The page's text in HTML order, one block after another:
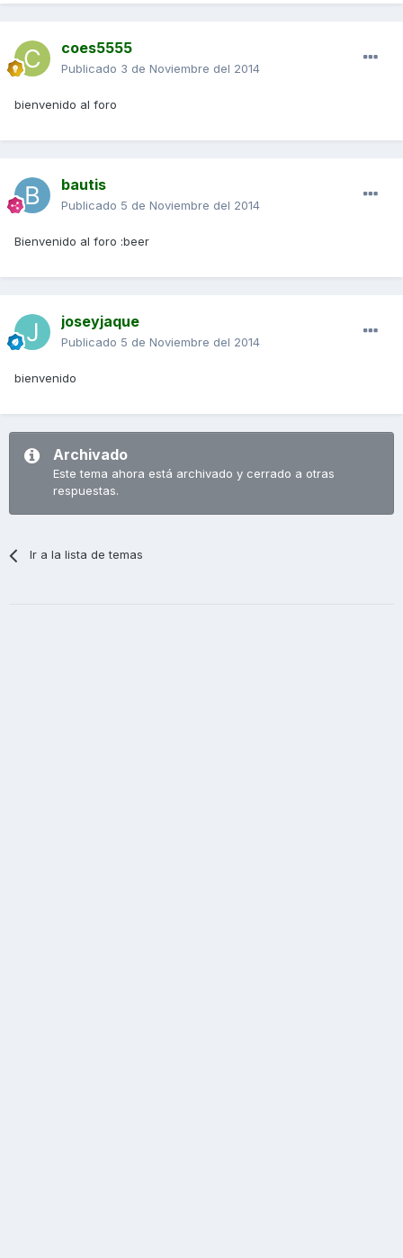
coes5555
Publicado 3 de Noviembre del 2014
bienvenido al foro
bautis
Publicado 5 de Noviembre del 2014
Bienvenido al foro :beer
joseyjaque
Publicado 5 de Noviembre del 2014
bienvenido
Archivado
Este tema ahora está archivado y cerrado a otras
respuestas.
Ir a la lista de temas